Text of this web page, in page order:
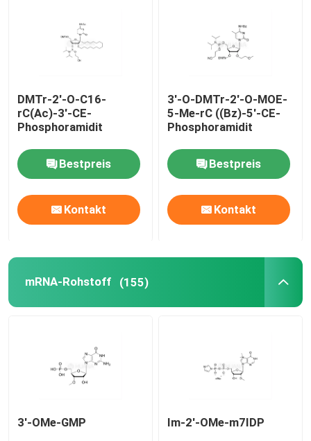
Über uns
Qualitätskontrolle
Treten Sie mit uns in Verbindung
Nachrichten
FÄLLE
mRNA-Rohstoff
DMTr-2'-O-C16-
rC(Ac)-3'-CE-
Phosphoramidit
Bestpreis
Kontakt
3'-O-DMTr-2'-O-MOE-
5-Me-rC ((Bz)-5'-CE-
Phosphoramidit
Bestpreis
Kontakt
mRNA-Rohstoff (155)
3'-OMe-GMP Im-2'-OMe-m7IDP